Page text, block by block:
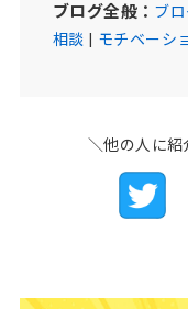
ブログ全般： ブ
相談 | モチベーシ
＼他の人に紹